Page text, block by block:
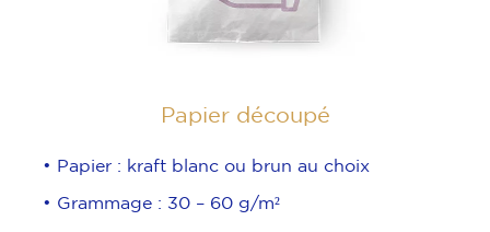
Papier découpé
• Papier : kraft blanc ou brun au choix
• Grammage : 30 – 60 g/m²